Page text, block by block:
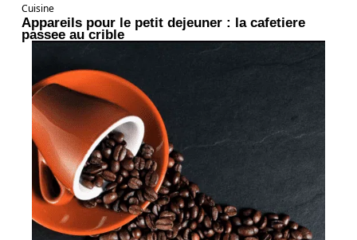
Cuisine
Appareils pour le petit dejeuner : la cafetiere
passee au crible